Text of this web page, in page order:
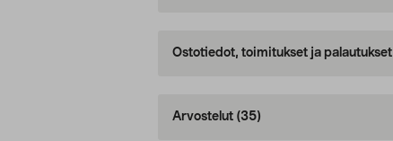
Ostotiedot, toimitukset ja palautukset
Arvostelut (35)